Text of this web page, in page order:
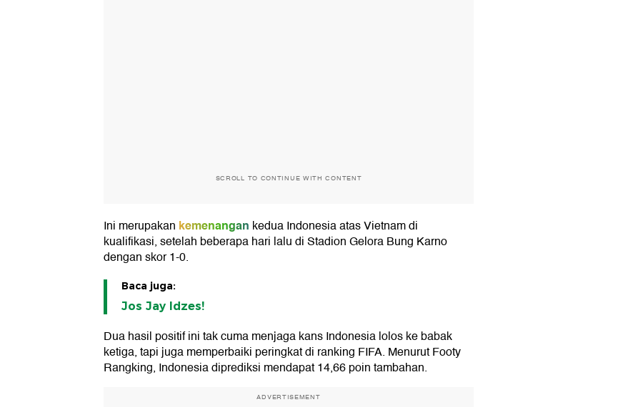
SCROLL TO CONTINUE WITH CONTENT
Ini merupakan kemenangan kedua Indonesia atas Vietnam di
kualifikasi, setelah beberapa hari lalu di Stadion Gelora Bung Karno
dengan skor 1-0.
Baca juga:
Jos Jay Idzes!
Dua hasil positif ini tak cuma menjaga kans Indonesia lolos ke babak
ketiga, tapi juga memperbaiki peringkat di ranking FIFA. Menurut Footy
Rangking, Indonesia diprediksi mendapat 14,66 poin tambahan.
ADVERTISEMENT